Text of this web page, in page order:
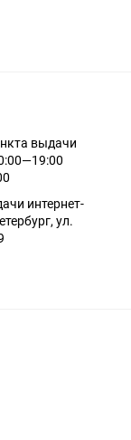
выдачи
интернет-
ул.